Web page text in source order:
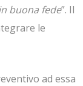
buona fede”. Il
le
ad essa